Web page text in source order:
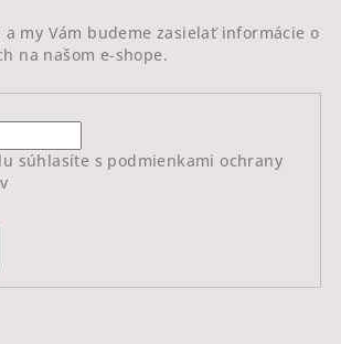
a my Vám budeme zasielať informácie o
na našom e-shope.
súhlasíte s podmienkami ochrany